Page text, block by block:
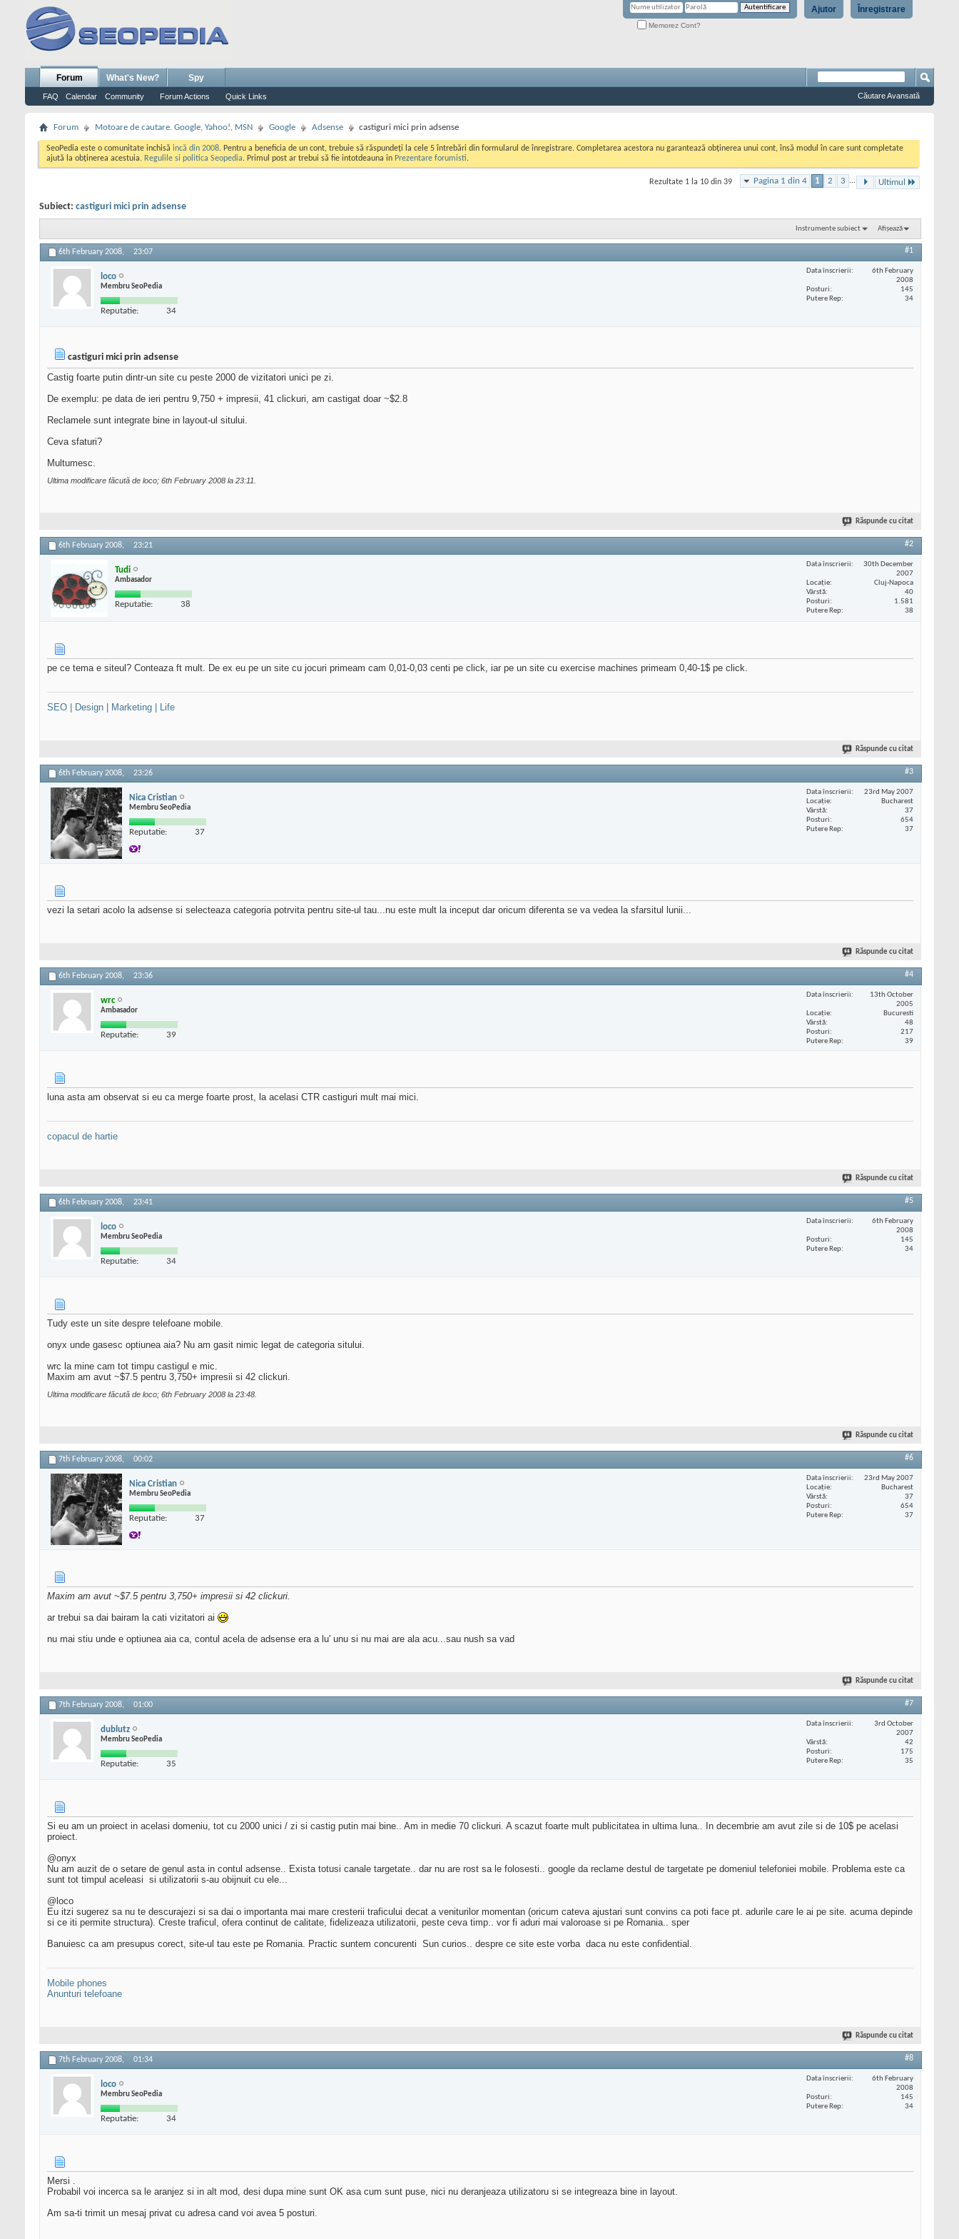
Înregistrare
Ajutor
Memorez Cont?
Forum
FAQ Calendar Community Forum Actions Quick Links
What's New? Spy
Căutare Avansată
Forum Motoare de cautare. Google, Yahoo!, MSN Google Adsense castiguri mici prin adsense
SeoPedia este o comunitate inchisă incă din 2008. Pentru a beneficia de un cont, trebuie să răspundeți la cele 5 întrebări din formularul de înregistrare. Completarea acestora nu garantează obținerea unui cont, însă modul în care sunt completate
ajută la obținerea acestuia. Regulile si politica Seopedia. Primul post ar trebui să fie intotdeauna in Prezentare forumisti.
Pagina 1 din 4 1 2 3 ... Ultimul
Rezultate 1 la 10 din 39
Subiect: castiguri mici prin adsense
Instrumente subiect Afișează
6th February 2008, 23:07 #1
loco
Membru SeoPedia
Reputatie: 34
Data înscrierii
6th February
2008
Posturi
145
Putere Rep
34
castiguri mici prin adsense
Castig foarte putin dintr-un site cu peste 2000 de vizitatori unici pe zi.
De exemplu: pe data de ieri pentru 9,750 + impresii, 41 clickuri, am castigat doar ~$2.8
Reclamele sunt integrate bine in layout-ul sitului.
Ceva sfaturi?
Multumesc.
Ultima modificare făcută de loco; 6th February 2008 la 23:11
Răspunde cu citat
6th February 2008, 23:21 #2
Tudi
Ambasador
Reputatie: 38
Data înscrierii
30th December
2007
Locaţie
Cluj-Napoca
Vârstă
40
Posturi
1.581
Putere Rep
38
pe ce tema e siteul? Conteaza ft mult. De ex eu pe un site cu jocuri primeam cam 0,01-0,03 centi pe click, iar pe un site cu exercise machines primeam 0,40-1$ pe click.
SEO | Design | Marketing | Life
Răspunde cu citat
6th February 2008, 23:26 #3
Nica Cristian
Membru SeoPedia
Reputatie: 37
Data înscrierii
23rd May 2007
Locaţie
Bucharest
Vârstă
37
Posturi
654
Putere Rep
37
vezi la setari acolo la adsense si selecteaza categoria potrvita pentru site-ul tau...nu este mult la inceput dar oricum diferenta se va vedea la sfarsitul lunii...
Răspunde cu citat
6th February 2008, 23:36 #4
wrc
Ambasador
Reputatie: 39
Data înscrierii
13th October
2005
Locaţie
Bucuresti
Vârstă
48
Posturi
217
Putere Rep
39
luna asta am observat si eu ca merge foarte prost, la acelasi CTR castiguri mult mai mici.
copacul de hartie
Răspunde cu citat
6th February 2008, 23:41 #5
loco
Membru SeoPedia
Reputatie: 34
Data înscrierii
6th February
2008
Posturi
145
Putere Rep
34
Tudy este un site despre telefoane mobile.
onyx unde gasesc optiunea aia? Nu am gasit nimic legat de categoria sitului.
wrc la mine cam tot timpu castigul e mic.
Maxim am avut ~$7.5 pentru 3,750+ impresii si 42 clickuri.
Ultima modificare făcută de loco; 6th February 2008 la 23:48
Răspunde cu citat
7th February 2008, 00:02 #6
Nica Cristian
Membru SeoPedia
Reputatie: 37
Data înscrierii
23rd May 2007
Locaţie
Bucharest
Vârstă
37
Posturi
654
Putere Rep
37
Maxim am avut ~$7.5 pentru 3,750+ impresii si 42 clickuri.
ar trebui sa dai bairam la cati vizitatori ai
nu mai stiu unde e optiunea aia ca, contul acela de adsense era a lu' unu si nu mai are ala acu...sau nush sa vad
Răspunde cu citat
7th February 2008, 01:00 #7
dublutz
Membru SeoPedia
Reputatie: 35
Data înscrierii
3rd October
2007
Vârstă
42
Posturi
175
Putere Rep
35
Si eu am un proiect in acelasi domeniu, tot cu 2000 unici / zi si castig putin mai bine.. Am in medie 70 clickuri. A scazut foarte mult publicitatea in ultima luna.. In decembrie am avut zile si de 10$ pe acelasi
proiect.
@onyx
Nu am auzit de o setare de genul asta in contul adsense.. Exista totusi canale targetate.. dar nu are rost sa le folosesti.. google da reclame destul de targetate pe domeniul telefoniei mobile. Problema este ca
sunt tot timpul aceleasi si utilizatorii s-au obijnuit cu ele...
@loco
Eu itzi sugerez sa nu te descurajezi si sa dai o importanta mai mare cresterii traficului decat a veniturilor momentan (oricum cateva ajustari sunt convins ca poti face pt. adurile care le ai pe site. acuma depinde
si ce iti permite structura). Creste traficul, ofera continut de calitate, fidelizeaza utilizatorii, peste ceva timp.. vor fi aduri mai valoroase si pe Romania.. sper
Banuiesc ca am presupus corect, site-ul tau este pe Romania. Practic suntem concurenti Sun curios.. despre ce site este vorba daca nu este confidential.
Mobile phones
Anunturi telefoane
Răspunde cu citat
7th February 2008, 01:34 #8
loco
Membru SeoPedia
Reputatie: 34
Data înscrierii
6th February
2008
Posturi
145
Putere Rep
34
Mersi .
Probabil voi incerca sa le aranjez si in alt mod, desi dupa mine sunt OK asa cum sunt puse, nici nu deranjeaza utilizatoru si se integreaza bine in layout.
Am sa-ti trimit un mesaj privat cu adresa cand voi avea 5 posturi.